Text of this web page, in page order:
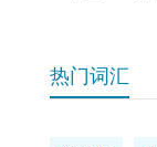
热门词汇